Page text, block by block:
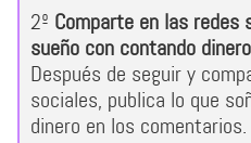
2º Comparte en las
sueño con contando
Después de seguir y
sociales, publica lo que
dinero en los comentarios.